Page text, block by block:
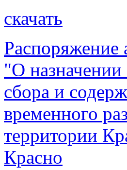
скачать
"О назначении
сбора и
временного
территории
Красно